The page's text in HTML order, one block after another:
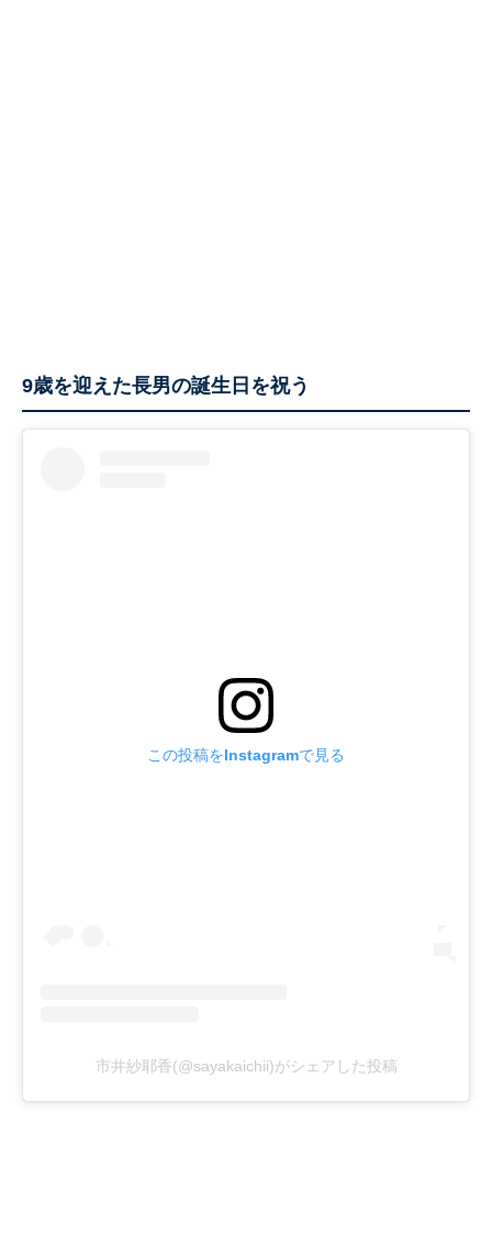
9歳を迎えた長男の誕生日を祝う
この投稿をInstagramで見る
市井紗耶香(@sayakaichii)がシェアした投稿